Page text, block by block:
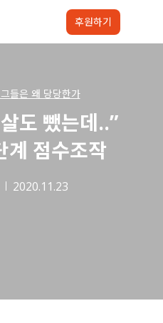
후원하기
그들은 왜 당당한가
도 뺐는데..”
계 점수조작
2020.11.23